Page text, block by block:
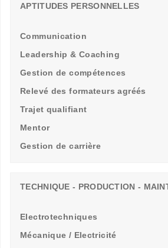
APTITUDES PERSONNELLES
Communication
Leadership & Coaching
Gestion de compétences
Relevé des formateurs agréés
Trajet qualifiant
Mentor
Gestion de carrière
TECHNIQUE - PRODUCTION -
Electrotechniques
Mécanique / Electricité